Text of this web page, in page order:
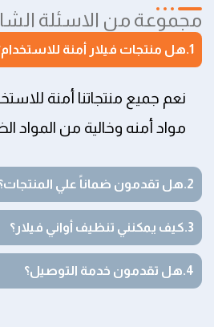
مجموعة من الاسئلة
هل منتجات فيلار أمنة
نعم جميع منتجاتنا أمنة
مواد أمنه وخالية من المواد
هل تقدمون ضماناً علي
كيف يمكنني تنظيف أواني فيلار؟
هل تقدمون خدمة التوصيل؟